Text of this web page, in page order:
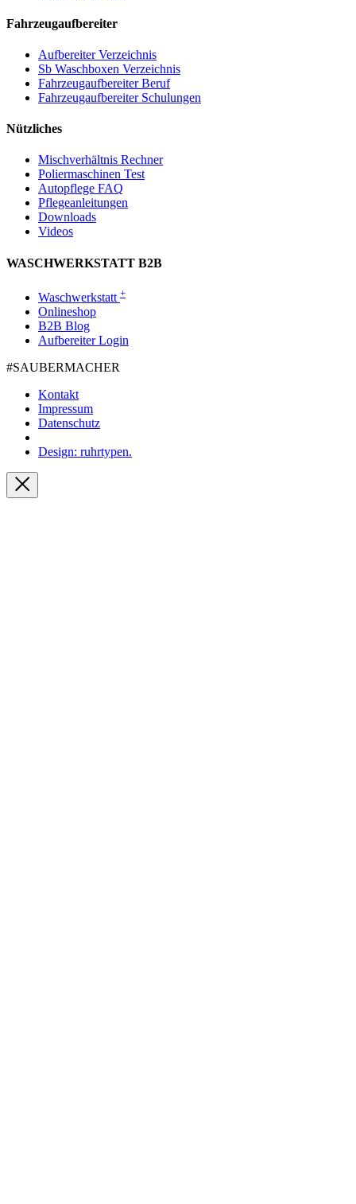
Fahrzeugaufbereiter
Aufbereiter Verzeichnis
Sb Waschboxen Verzeichnis
Fahrzeugaufbereiter Beruf
Fahrzeugaufbereiter Schulungen
Nützliches
Mischverhältnis Rechner
Poliermaschinen Test
Autopflege FAQ
Pflegeanleitungen
Downloads
Videos
WASCHWERKSTATT B2B
Waschwerkstatt +
Onlineshop
B2B Blog
Aufbereiter Login
#SAUBER­MACHER
Kontakt
Impressum
Datenschutz
Design: ruhrtypen.